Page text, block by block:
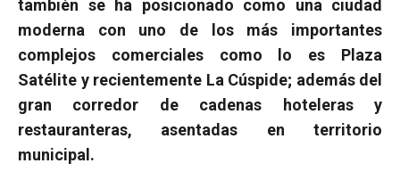
también se ha posicionado como una ciudad
moderna con uno de los más importantes
complejos comerciales como lo es Plaza
Satélite y recientemente La Cúspide; además del
gran corredor de cadenas hoteleras y
restauranteras, asentadas en territorio
municipal.